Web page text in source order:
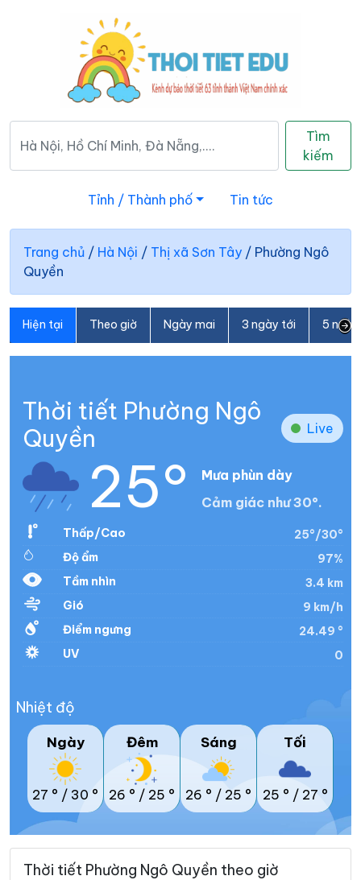
Tìm
kiếm
Tỉnh / Thành phố Tin tức
Trang chủ / Hà Nội / Thị xã Sơn Tây / Phường Ngô
Quyền
Hiện tại Theo giờ Ngày mai 3 ngày tới 5
Thời tiết Phường Ngô
Quyền
Live
25°
Mưa phùn dày
Cảm giác như 30°.
Thấp/Cao
25°/30°
Độ ẩm
97%
Tầm nhìn
3.4 km
Gió
9 km/h
Điểm ngưng
24.49 °
UV
0
Nhiệt độ
Ngày
27 ° / 30 °
Đêm
26 ° / 25 °
Sáng
26 ° / 25 °
Tối
25 ° / 27 °
Thời tiết Phường Ngô Quyền theo giờ